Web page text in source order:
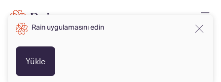
Rain uygulamasını edin
Yükle